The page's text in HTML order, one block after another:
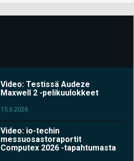
Video: Testissä Audeze
Maxwell 2 -pelikuulokkeet
15.6.2026
Video: io-techin
messuosastoraportit
Computex 2026 -tapahtumasta